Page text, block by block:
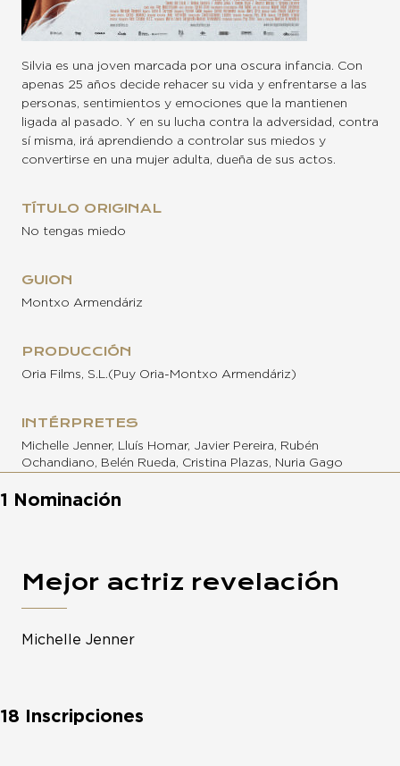
Silvia es una joven marcada por una oscura infancia. Con
apenas 25 años decide rehacer su vida y enfrentarse a las
personas, sentimientos y emociones que la mantienen
ligada al pasado. Y en su lucha contra la adversidad, contra
sí misma, irá aprendiendo a controlar sus miedos y
convertirse en una mujer adulta, dueña de sus actos.
TÍTULO ORIGINAL
No tengas miedo
GUION
Montxo Armendáriz
PRODUCCIÓN
Oria Films, S.L.(Puy Oria-Montxo Armendáriz)
INTÉRPRETES
Michelle Jenner, Lluís Homar, Javier Pereira, Rubén
Ochandiano, Belén Rueda, Cristina Plazas, Nuria Gago
1 Nominación
Mejor actriz revelación
Michelle Jenner
18 Inscripciones